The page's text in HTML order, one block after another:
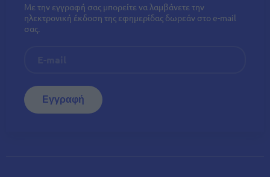
Με την εγγραφή σας μπορείτε να λαμβάνετε την
ηλεκτρονική έκδοση της εφημερίδας δωρεάν στο e-mail
σας.